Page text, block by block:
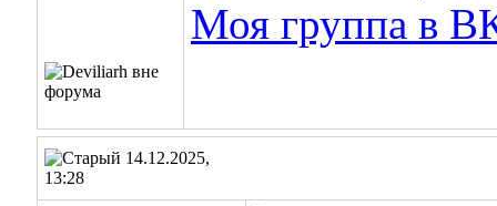
Моя группа в
14.12.2025,
13:28